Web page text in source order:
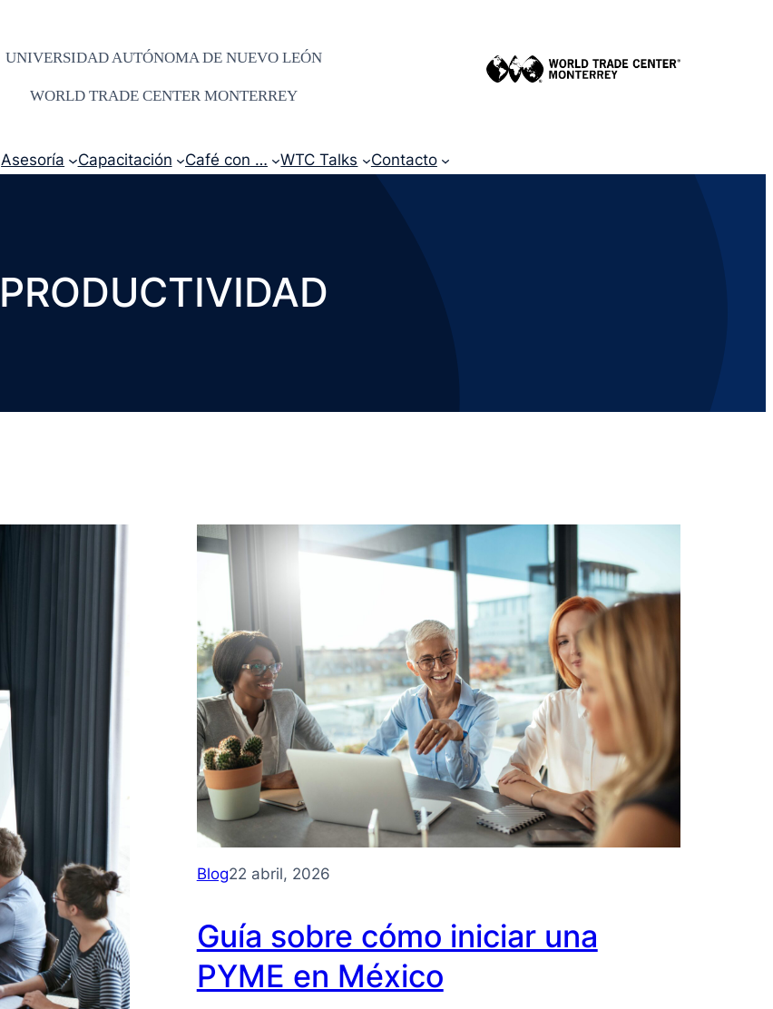
UNIVERSIDAD AUTÓNOMA DE NUEVO LEÓN
WORLD TRADE CENTER MONTERREY
Asesoría Capacitación Café con … WTC Talks Contacto
PRODUCTIVIDAD
Blog22 abril, 2026
Guía sobre cómo iniciar una
PYME en México